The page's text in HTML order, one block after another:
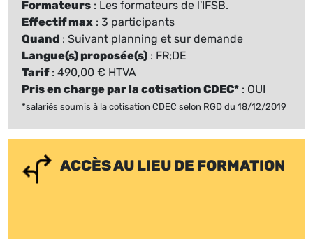
Formateurs : Les formateurs de l'IFSB.
Effectif max : 3 participants
Quand : Suivant planning et sur demande
Langue(s) proposée(s) : FR;DE
Tarif: 490,00 € HTVA
Pris en charge par la cotisation CDEC* : OUI
*salariés soumis à la cotisation CDEC selon RGD du 18/12/2019
ACCÈS AU LIEU DE FORMATION